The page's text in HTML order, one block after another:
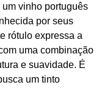
um vinho português
por seus
rótulo expressa a
uma combinação
e suavidade. É
um tinto